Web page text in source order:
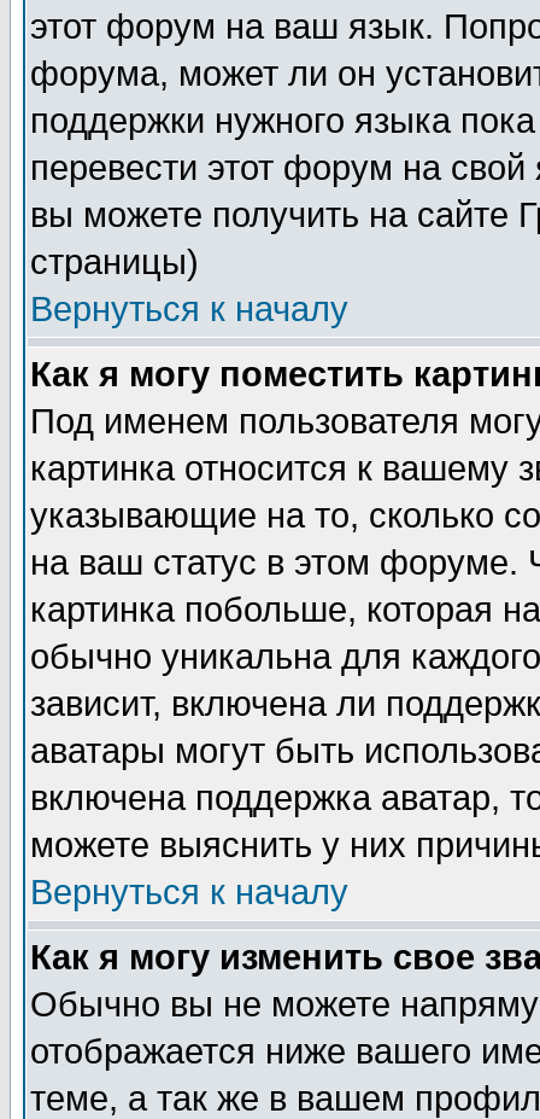
этот форум на ваш язык.
форума, может ли он
поддержки нужного языка
перевести этот форум на
вы можете получить на сайте
страницы)
Вернуться к началу
Как я могу поместить
Под именем пользователя
картинка относится к вашему
указывающие на то, сколько
на ваш статус в этом форуме.
картинка побольше, которая
обычно уникальна для
зависит, включена ли
аватары могут быть
включена поддержка аватар,
можете выяснить у них
Вернуться к началу
Как я могу изменить свое
Обычно вы не можете
отображается ниже вашего
теме, а так же в вашем